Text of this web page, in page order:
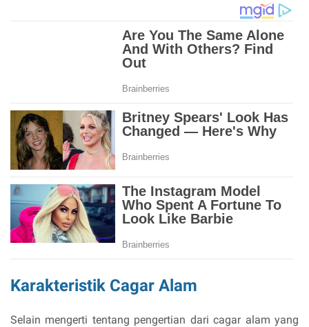
Karakteristik Cagar Alam
Selain mengerti tentang pengertian dari cagar alam yang